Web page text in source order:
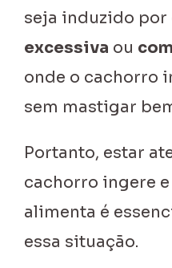
seja induzido por
excessiva ou
onde o cachorro
sem mastigar
Portanto, estar
cachorro ingere
alimenta é
essa situação.